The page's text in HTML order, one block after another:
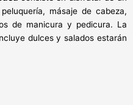
másaje de cabeza,
de manicura y pedicura. La
dulces y salados estarán